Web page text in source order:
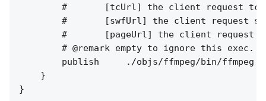
#       [tcUrl] the client request
#       [swfUrl] the client request
#       [pageUrl] the client request
        # @remark empty to ignore this exec.
publish     ./objs/ffmpeg/bin/ffmpeg
    }